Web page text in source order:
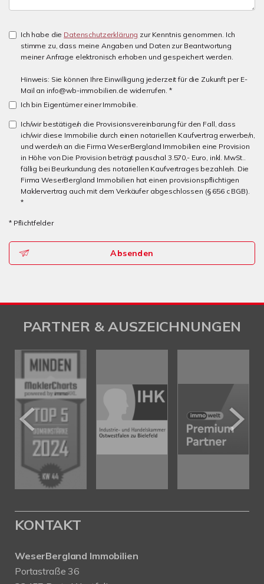
Ich habe die Datenschutzerklärung zur Kenntnis genommen. Ich
stimme zu, dass meine Angaben und Daten zur Beantwortung
meiner Anfrage elektronisch erhoben und gespeichert werden.
Hinweis: Sie können Ihre Einwilligung jederzeit für die Zukunft per E-
Mail an info@wb-immobilien.de widerrufen. *
Ich bin Eigentümer einer Immobilie.
Ich/wir bestätige/n die Provisionsvereinbarung für den Fall, dass
ich/wir diese Immobilie durch einen notariellen Kaufvertrag erwerbe/n,
und werde/n an die Firma WeserBergland Immobilien eine Provision
in Höhe von Die Provision beträgt pauschal 3.570,- Euro, inkl. MwSt..
fällig bei Beurkundung des notariellen Kaufvertrages bezahle/n. Die
Firma WeserBergland Immobilien hat einen provisionspflichtigen
Maklervertrag auch mit dem Verkäufer abgeschlossen (§ 656 c BGB).
*
* Pflichtfelder
Absenden
PARTNER & AUSZEICHNUNGEN
KONTAKT
WeserBergland Immobilien
Portastraße 36